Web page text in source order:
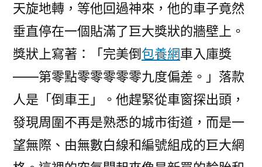
天旋地轉，等他回過神來，他的車子竟然
垂直停在一個貼滿了巨大獎狀的牆壁上。
獎狀上寫著：「完美倒 包養網車入庫獎
——第零點零零零零零九度偏差。」落款
人是「倒車王」。他趕緊從車窗探出頭，
發現周圍不再是熟悉的城市街道，而是一
望無際、由無數白線和編號組成的巨大網